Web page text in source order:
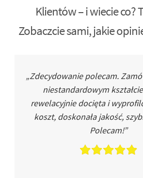
Klientów – i wiecie co?
Zobaczcie sami, jakie
„Zdecydowanie polecam.
niestandardowym
rewelacyjnie docięta i
koszt, doskonała jakość,
Polecam!”